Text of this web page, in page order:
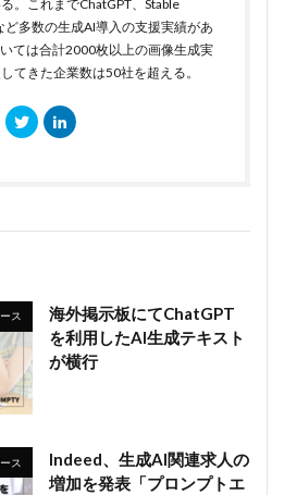
。これまでChatGPT、Stable
多数の生成AI導入の支援実績があ
ては合計2000枚以上の画像生成実
てきた企業数は50社を超える。
ス
海外掲示板にてChatGPT
を利用したAI生成テキスト
が横行
ス
Indeed、生成AI関連求人の
増加を発表「プロンプトエ